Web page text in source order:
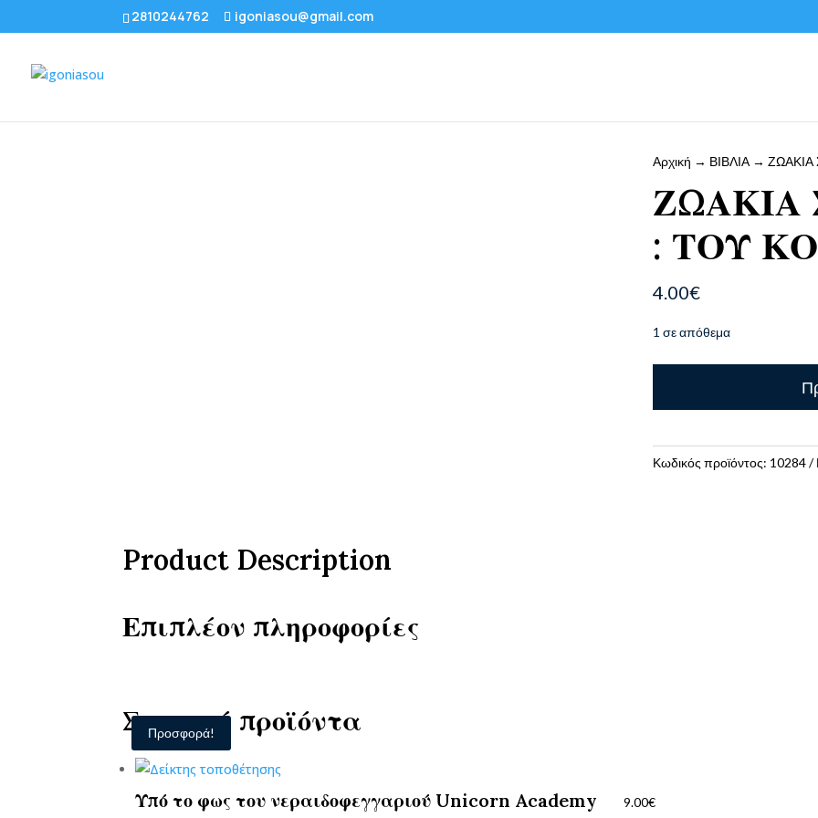
2810244762 igoniasou@gmail.com
Αρχική → ΒΙΒΛΙΑ→ ΖΩΑΚΙΑ
ΖΩΑΚΙΑ
: ΤΟΥ
4.00€
1 σε απόθεμα
ΜΠΑΝΙΟ
:Κωδικός προϊόντος: 10284
Product Description
Επιπλέον πληροφορίες
Σχετικά προϊόντα
Υπό το φως του νεραιδοφεγγαριού Unicorn Academy 9.00€
Προσφορά!